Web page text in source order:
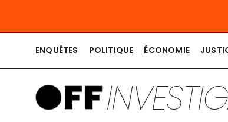
au
contenuENQUÊTES POLITIQUE ÉCONOMIE